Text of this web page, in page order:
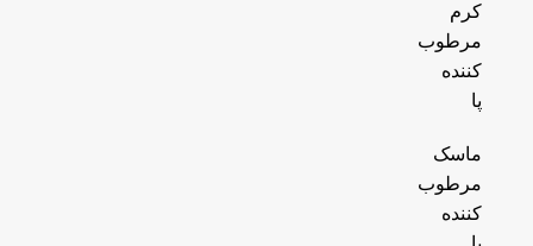
کرم
مرطوب
کننده
پا
ماسک
مرطوب
کننده